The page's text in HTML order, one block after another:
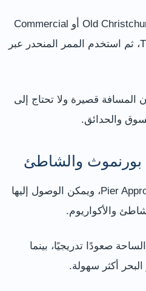
إذا كنت في شارع Old Christchurch Road أو Commercial
Road فاتجه نحو The Square، ثم استخدم الممر المنحدر عبر
المسافة قصيرة ولا تحتاج إلى
والحدائق.
والشاطئ
تقع بداية الحدائق قرب Pier Approach، ويمكن الوصول إليها
والأكواريوم.
صعودًا تدريجيًا، بينما
أكثر سهولة.